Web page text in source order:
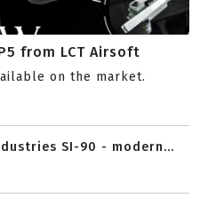
from LCT Airsoft
on the market.
SI-90 - modern...